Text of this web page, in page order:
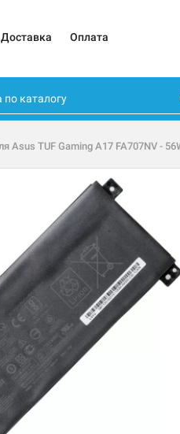
Доставка Оплата
Asus TUF Gaming A17 FA707NV -